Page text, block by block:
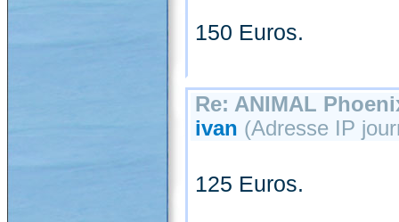
150 Euros.
Re: ANIMAL
ivan (Adresse IP
125 Euros.